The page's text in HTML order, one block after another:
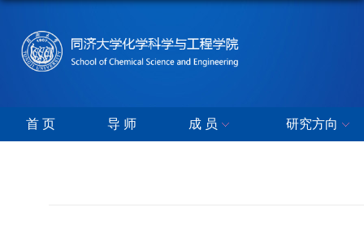
首 页 导 师 成 员 研究方向